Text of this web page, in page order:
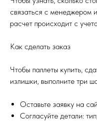
связаться с менеджером
расчет происходит с
Как сделать заказ
Чтобы паллеты купить,
излишки, выполните три
Оставьте заявку на
Согласуйте детали: